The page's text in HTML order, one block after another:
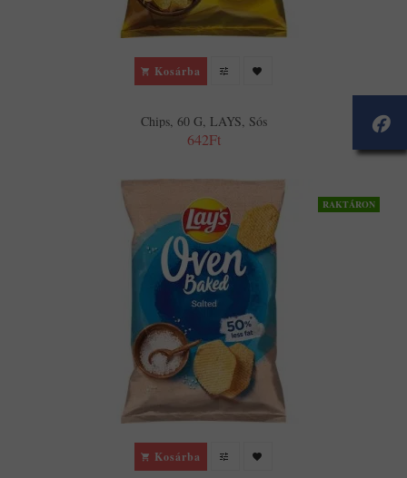
Kosárba
Chips, 60 G, LAYS, Sós
642Ft
RAKTÁRON
Kosárba